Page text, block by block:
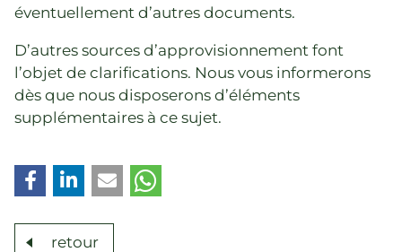
éventuellement d’autres documents.
D’autres sources d’approvisionnement font
l’objet de clarifications. Nous vous informerons
dès que nous disposerons d’éléments
supplémentaires à ce sujet.
retour